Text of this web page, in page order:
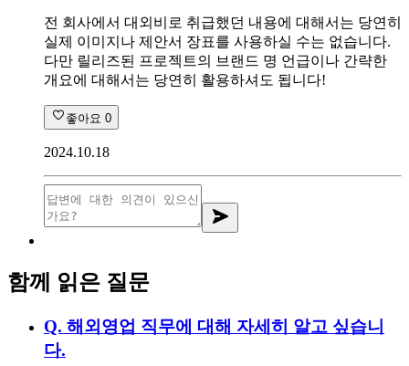
전 회사에서 대외비로 취급했던 내용에 대해서는 당연히
실제 이미지나 제안서 장표를 사용하실 수는 없습니다.
다만 릴리즈된 프로젝트의 브랜드 명 언급이나 간략한
개요에 대해서는 당연히 활용하셔도 됩니다!
좋아요 0
2024.10.18
함께 읽은 질문
Q. 해외영업 직무에 대해 자세히 알고 싶습니
다.